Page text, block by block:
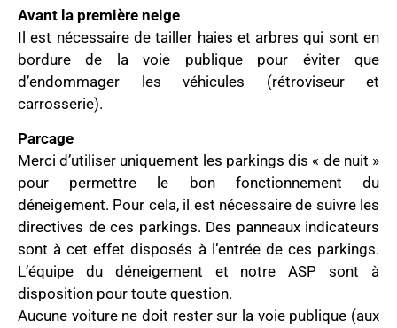
Avant la première neige
Il est nécessaire de tailler haies et arbres qui sont en
bordure de la voie publique pour éviter que
d’endommager les véhicules (rétroviseur et
carrosserie).
Parcage
Merci d’utiliser uniquement les parkings dis « de nuit »
pour permettre le bon fonctionnement du
déneigement. Pour cela, il est nécessaire de suivre les
directives de ces parkings. Des panneaux indicateurs
sont à cet effet disposés à l’entrée de ces parkings.
L’équipe du déneigement et notre ASP sont à
disposition pour toute question.
Aucune voiture ne doit rester sur la voie publique (aux